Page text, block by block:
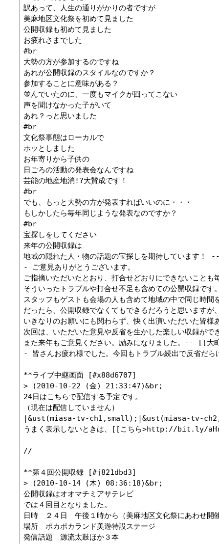
訳あって、人生の通りがかりの者ですが
美麻地区文化祭を初めて見ました
公開収録も初めて見ました
お疲れさまでした
#br
大勢の方が参加するのですね
あれが公開収録のスタイルなのですか？
参加することに意味がある？
並んでいたのに、一度もマイクが回ってこない
声を聞けなかった子がいて
あれ？っと思いました
#br
文化祭事態はローカルで
ホッとしました
お年寄りから子供の
日ごろの活動の発表会なんですね
芸能の地産地消!?大賛成です！
#br
でも、もっと大勢の方が発表すればいいのに・・・
もしかしたら毎年同じような発表なのですか？
#br
宝探しをしてください
来年の公開収録は
地域の隠れた人・物の話題の宝探しを期待してい
- ご意見ありがとうございます。
ご指摘いただいたとおり、打合せどおりにできないことも
そういったトラブルや打合せ不足も含めての公開収録です
スタッフもゲストも会場の人も含めて地域の中で同じ時
だったら、公開収録でなくてもできるだろうと思います
いきなりのお願いにも関わらず、快く出演いただいた皆
次回は、いただいた意見や反省を生かした楽しい収録がで
また来年もご意見ください。励みになりました。--
- 皆さんお疲れ様でした。今回もトラブル続出で反
**ライブ中継画面 [#x88d6707]
> (2010-10-22 (金) 21:33:47)&br;
24日はこちらで配信する予定です。
（現在は配信していません）
|&ust(miasa-tv-ch1,small);|&ust(miasa-tv-
うまく表示しないときは、[[こちら>http://bit.ly/
//
**第４回公開収録 [#j821dbd3]
> (2010-10-14 (木) 08:36:18)&br;
公開収録はオオマチミアサテレビ
では４回目となりました。
日時　２４日　午後１時から（美麻地区文化祭にあわせ開
場所　ポカポカランド美遊特設ステージ
発信話題　源流太鼓ほか３本